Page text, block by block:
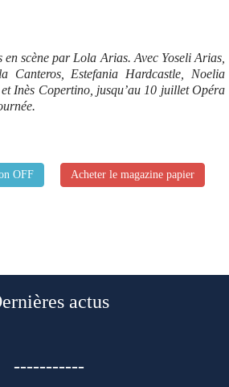
en scène par Lola Arias. Avec Yoseli Arias,
Canteros, Estefania Hardcastle, Noelia
Inès Copertino, jusqu’au 10 juillet Opéra
OFF
Acheter le magazine papier
actus
-----------